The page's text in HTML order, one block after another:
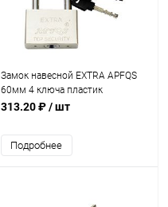
Замок навесной EXTRA APFQS
60мм 4 ключа пластик
313.20 ₽/ шт
Подробнее